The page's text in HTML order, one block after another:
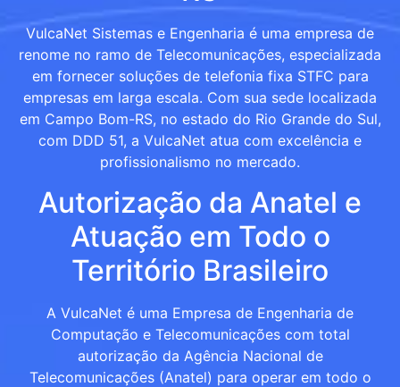
VulcaNet Sistemas e Engenharia é uma empresa de
renome no ramo de Telecomunicações, especializada
em fornecer soluções de telefonia fixa STFC para
empresas em larga escala. Com sua sede localizada
em Campo Bom-RS, no estado do Rio Grande do Sul,
com DDD 51, a VulcaNet atua com excelência e
profissionalismo no mercado.
Autorização da Anatel e
Atuação em Todo o
Território Brasileiro
A VulcaNet é uma Empresa de Engenharia de
Computação e Telecomunicações com total
autorização da Agência Nacional de
Telecomunicações (Anatel) para operar em todo o